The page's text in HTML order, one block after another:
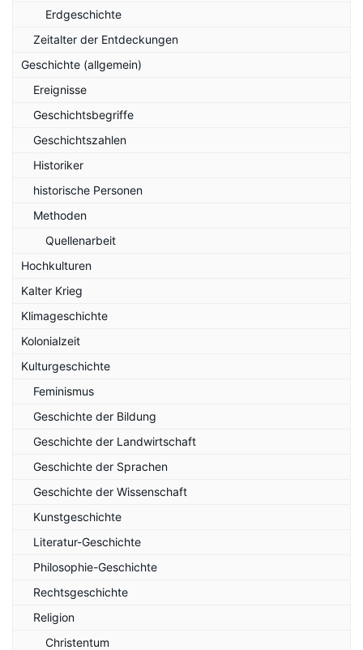
Erdgeschichte
Zeitalter der Entdeckungen
Geschichte (allgemein)
Ereignisse
Geschichtsbegriffe
Geschichtszahlen
Historiker
historische Personen
Methoden
Quellenarbeit
Hochkulturen
Kalter Krieg
Klimageschichte
Kolonialzeit
Kulturgeschichte
Feminismus
Geschichte der Bildung
Geschichte der Landwirtschaft
Geschichte der Sprachen
Geschichte der Wissenschaft
Kunstgeschichte
Literatur-Geschichte
Philosophie-Geschichte
Rechtsgeschichte
Religion
Christentum